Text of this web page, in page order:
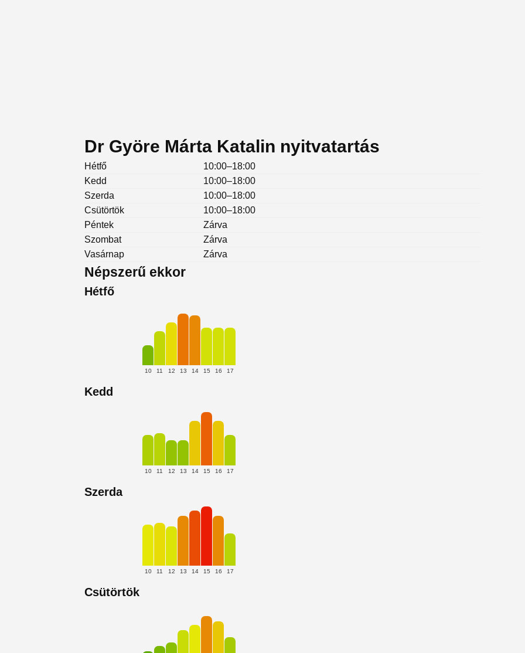
Dr Györe Márta Katalin nyitvatartás
Hétfő
10:00–18:00
Kedd
10:00–18:00
Szerda
10:00–18:00
Csütörtök
10:00–18:00
Péntek
Zárva
Szombat
Zárva
Vasárnap
Zárva
Népszerű ekkor
Hétfő
10 11 12 13 14 15 16 17
Kedd
10 11 12 13 14 15 16 17
Szerda
10 11 12 13 14 15 16 17
Csütörtök